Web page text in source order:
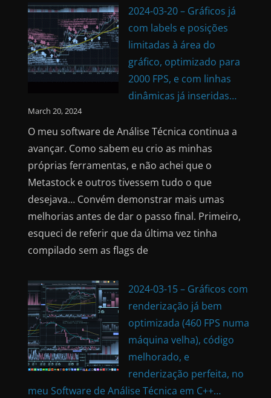
2024-03-20 – Gráficos já
com labels e posições
limitadas à área do
gráfico, optimizado para
2000 FPS, e com linhas
dinâmicas já inseridas…
March 20, 2024
O meu software de Análise Técnica continua a
avançar. Como sabem eu crio as minhas
próprias ferramentas, e não achei que o
Metastock e outros tivessem tudo o que
desejava… Convém demonstrar mais umas
melhorias antes de dar o passo final. Primeiro,
esqueci de referir que da última vez tinha
compilado sem as flags de
2024-03-15 – Gráficos com
renderização já bem
optimizada (460 FPS numa
máquina velha), código
melhorado, e
renderização perfeita, no
meu Software de Análise Técnica em C++…